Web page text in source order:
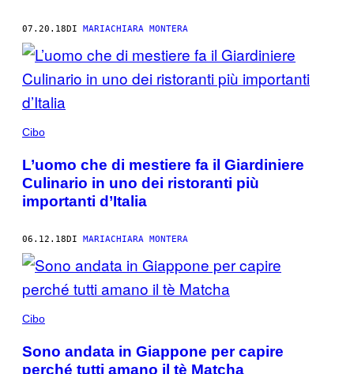
07.20.18DI MARIACHIARA MONTERA
Cibo
L’uomo che di mestiere fa il Giardiniere
Culinario in uno dei ristoranti più
importanti d’Italia
06.12.18DI MARIACHIARA MONTERA
Cibo
Sono andata in Giappone per capire
perché tutti amano il tè Matcha